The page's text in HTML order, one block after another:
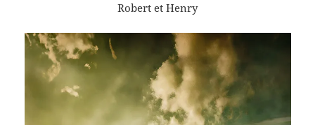
Robert et Henry